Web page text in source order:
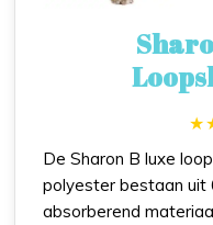
De Sharon B luxe
polyester bestaan uit
absorberend